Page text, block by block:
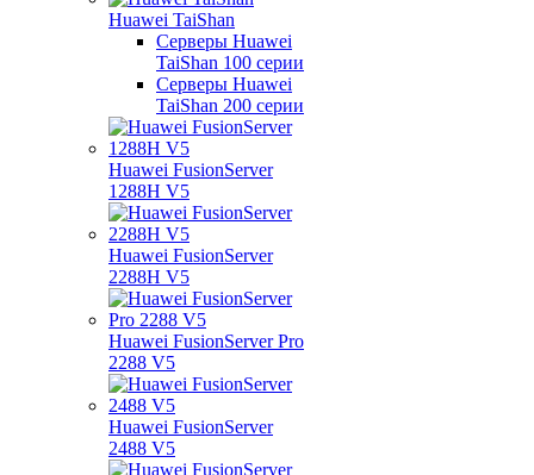
Huawei TaiShan
Серверы Huawei
TaiShan 100 серии
Серверы Huawei
TaiShan 200 серии
Huawei FusionServer
1288H V5
Huawei FusionServer
2288H V5
Huawei FusionServer Pro
2288 V5
Huawei FusionServer
2488 V5